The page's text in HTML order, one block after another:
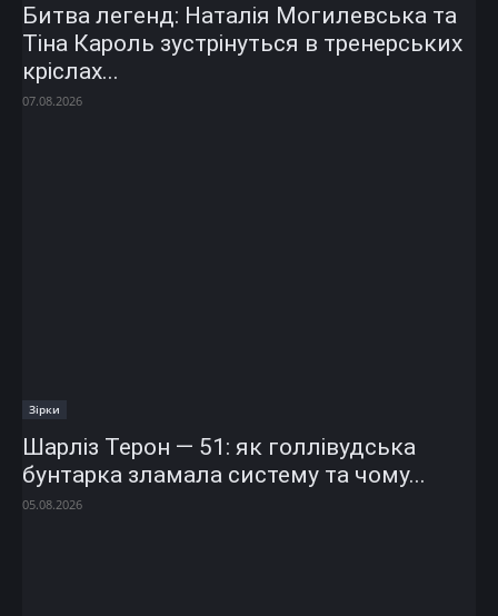
Битва легенд: Наталія Могилевська та
Тіна Кароль зустрінуться в тренерських
кріслах...
07.08.2026
Зірки
Шарліз Терон — 51: як голлівудська
бунтарка зламала систему та чому...
05.08.2026